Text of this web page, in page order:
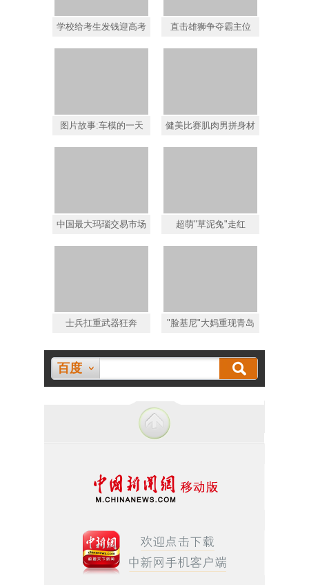
学校给考生发钱迎高考 直击雄狮争夺霸主位
图片故事:车模的一天 健美比赛肌肉男拼身材
中国最大玛瑙交易市场 超萌"草泥兔"走红
士兵扛重武器狂奔 "脸基尼"大妈重现青岛
百度